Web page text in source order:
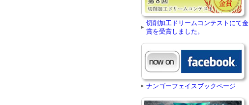
切削加工ドリームコンテストにて金
賞を受賞しました。
ナンゴーフェイスブックページ